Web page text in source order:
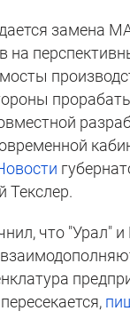
замена
на
Текслер.
что "Урал"